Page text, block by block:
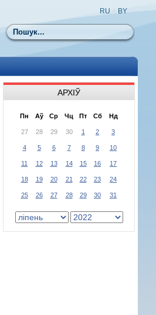
Пошук
RU BY
АРХІЎ
Пн Аў Ср Чц Пт Сб Нд
27 28 29 30 1 2 3
4 5 6 7 8 9 10
11 12 13 14 15 16 17
18 19 20 21 22 23 24
25 26 27 28 29 30 31